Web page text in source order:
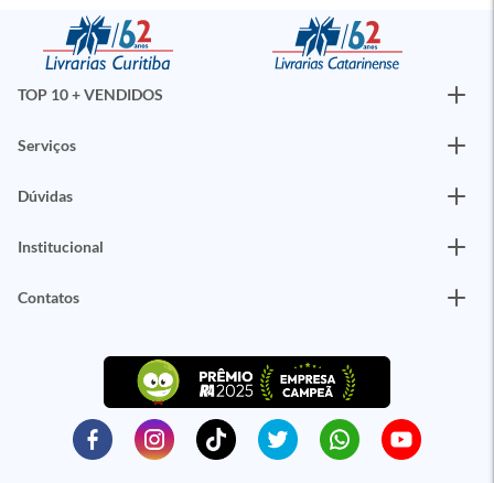
TOP 10 + VENDIDOS
Serviços
Dúvidas
Institucional
Contatos